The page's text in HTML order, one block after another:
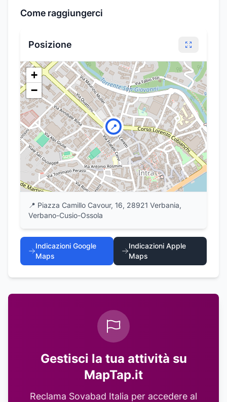
Come raggiungerci
Posizione
📍
+
−
📍 Piazza Camillo Cavour, 16, 28921 Verbania,
Verbano-Cusio-Ossola
Indicazioni Google
Maps
Indicazioni Apple
Maps
Gestisci la tua attività su
MapTap.it
Reclama Sovabad Italia per accedere al